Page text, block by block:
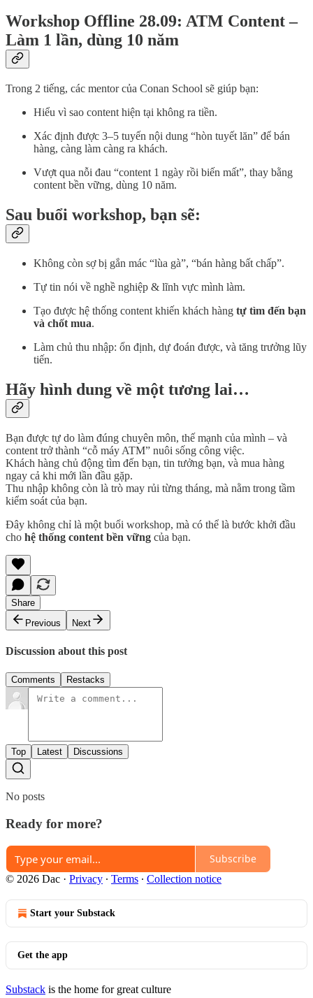
Workshop Offline 28.09: ATM Content –
Làm 1 lần, dùng 10 năm
Trong 2 tiếng, các mentor của Conan School sẽ giúp bạn:
Hiểu vì sao content hiện tại không ra tiền.
Xác định được 3–5 tuyến nội dung “hòn tuyết lăn” để bán
hàng, càng làm càng ra khách.
Vượt qua nỗi đau “content 1 ngày rồi biến mất”, thay bằng
content bền vững, dùng 10 năm.
Sau buổi workshop, bạn sẽ:
Không còn sợ bị gắn mác “lùa gà”, “bán hàng bất chấp”.
Tự tin nói về nghề nghiệp & lĩnh vực mình làm.
Tạo được hệ thống content khiến khách hàng tự tìm đến bạn
và chốt mua.
Làm chủ thu nhập: ổn định, dự đoán được, và tăng trưởng lũy
tiến.
Hãy hình dung về một tương lai…
Bạn được tự do làm đúng chuyên môn, thế mạnh của mình – và
content trở thành “cỗ máy ATM” nuôi sống công việc.
Khách hàng chủ động tìm đến bạn, tin tưởng bạn, và mua hàng
ngay cả khi mới lần đầu gặp.
Thu nhập không còn là trò may rủi từng tháng, mà nằm trong tầm
kiểm soát của bạn.
Đây không chỉ là một buổi workshop, mà có thể là bước khởi đầu
cho hệ thống content bền vững của bạn.
Share
Previous
Next
Discussion about this post
Comments Restacks
Top Latest Discussions
No posts
Ready for more?
Subscribe
© 2026 Dac · Privacy ∙ Terms ∙ Collection notice
Start your Substack
Get the app
Substack is the home for great culture